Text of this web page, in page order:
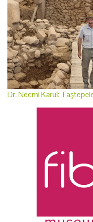
Dr. Necmi Karul: